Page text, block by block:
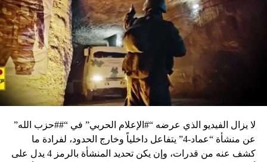
لا يزال الفيديو الذي عرضه “#الإعلام الحربي” في “##حزب الله”
عن منشأة “عماد-4” يتفاعل داخلياً وخارج الحدود، لفرادة ما
كشف عنه من قدرات، وإن يكن تحديد المنشأة بالرمز 4 يدل على